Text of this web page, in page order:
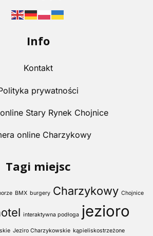
Info
Kontakt
prywatności
Stary Rynek Chojnice
online Charzykowy
Tagi miejsc
BMX burgery Charzykowy Chojnice
interaktywna podłoga jezioro
Jeziro Charzykowskie kąpieliskostrzeżone